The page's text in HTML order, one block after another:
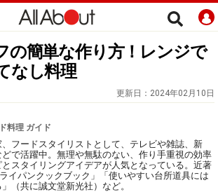
の簡単な作り方！レンジで
なし料理
更新日： 2024年02月10日
料理 ガイド
フードスタイリストとして、テレビや雑誌、新
どで活躍中。無理や無駄のない、作り手重視の効率
とスタイリングアイデアが人気となっている。近著
イパンクックブック」「使いやすい台所道具には
（共に誠文堂新光社）など。